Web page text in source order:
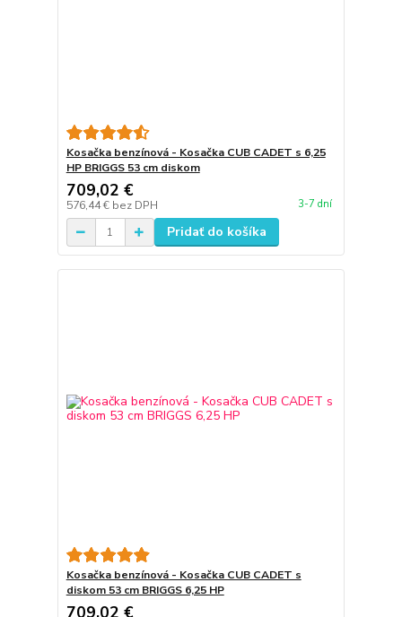
Kosačka benzínová - Kosačka CUB CADET s 6,25
HP BRIGGS 53 cm diskom
709,02 €
576,44 € bez DPH 3-7 dní
Pridať do košíka
Kosačka benzínová - Kosačka CUB CADET s
diskom 53 cm BRIGGS 6,25 HP
709,02 €